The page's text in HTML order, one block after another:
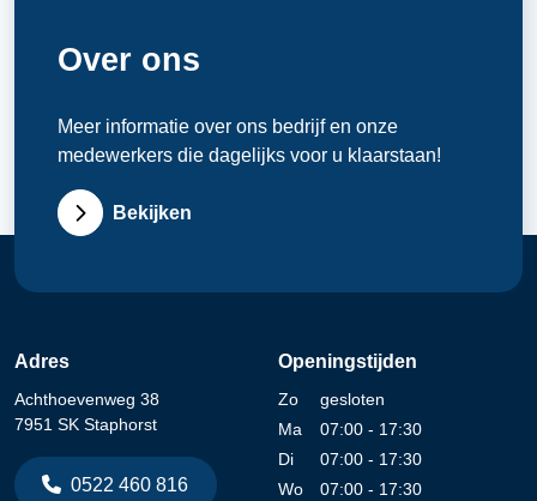
Over ons
Meer informatie over ons bedrijf en onze
medewerkers die dagelijks voor u klaarstaan!
Bekijken
Adres
Achthoevenweg 38
7951 SK Staphorst
0522 460 816
Openingstijden
Zo
gesloten
Ma
07:00 - 17:30
Di
07:00 - 17:30
Wo
07:00 - 17:30